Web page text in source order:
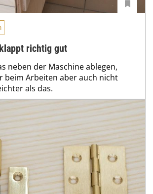
richtig gut
neben der Maschine ablegen,
beim Arbeiten aber auch nicht
als das.